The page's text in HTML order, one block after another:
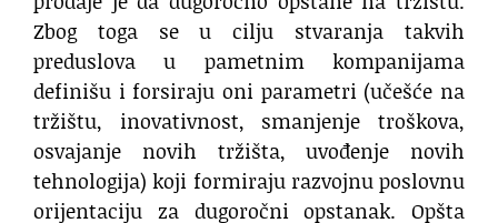
Zbog toga se u cilju stvaranja takvih
preduslova u pametnim kompanijama
definišu i forsiraju oni parametri (učešće na
tržištu, inovativnost, smanjenje troškova,
osvajanje novih tržišta, uvođenje novih
tehnologija) koji formiraju razvojnu poslovnu
orijentaciju za dugoročni opstanak. Opšta